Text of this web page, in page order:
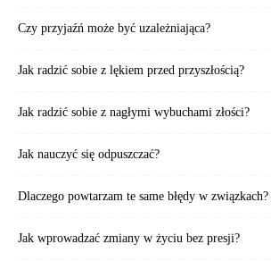
Czy przyjaźń może być uzależniająca?
Jak radzić sobie z lękiem przed przyszłością?
Jak radzić sobie z nagłymi wybuchami złości?
Jak nauczyć się odpuszczać?
Dlaczego powtarzam te same błędy w związkach?
Jak wprowadzać zmiany w życiu bez presji?